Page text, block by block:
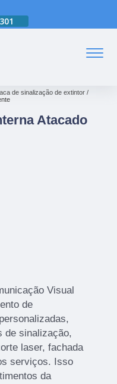
de sinalização de extintor
Atacado
Visual
de
de sinalização,
laser, fachada
serviços. Isso
da